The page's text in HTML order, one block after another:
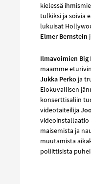
kielessä
tulkiksi ja soivia
lukuisat
Elmer Bernstein
Ilmavoimien Big
maamme
Jukka Perko ja
Elokuvallisen
konserttisaliin
videotaiteilija
videoinstallaatio
maisemista ja
muutamista
poliittisista